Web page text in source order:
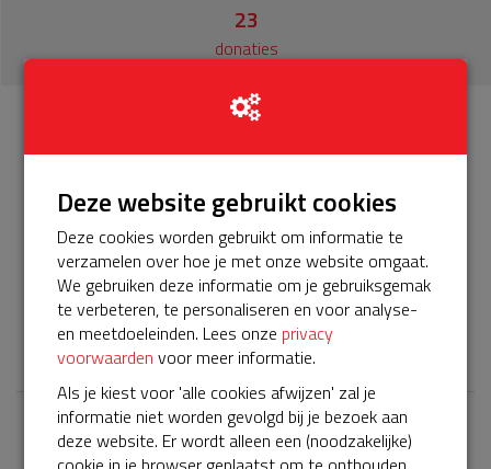
23
donaties
Info Donateurs
Het servicepakket van onze BuurtAED verloopt bijna en
moet voor 5 jaar worden verlengd, zodat onze AED
gebruiksklaar blijft. Help je mee? Doneer voor ons
servicepakket!
𝕏
Laatste donaties
Deze website gebruikt cookies
Deze cookies worden gebruikt om informatie te
verzamelen over hoe je met onze website omgaat.
We gebruiken deze informatie om je gebruiksgemak
te verbeteren, te personaliseren en voor analyse-
en meetdoeleinden. Lees onze privacy
voorwaarden voor meer informatie.
Als je kiest voor 'alle cookies afwijzen' zal je
informatie niet worden gevolgd bij je bezoek aan
deze website. Er wordt alleen een (noodzakelijke)